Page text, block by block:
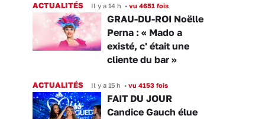
ACTUALITÉS Il y a 14 h • vu 4651 fois
GRAU-DU-ROI Noëlle
Perna : « Mado a
existé, c' était une
cliente du bar »
ACTUALITÉS Il y a 15 h • vu 4153 fois
FAIT DU JOUR
Candice Gauch élue